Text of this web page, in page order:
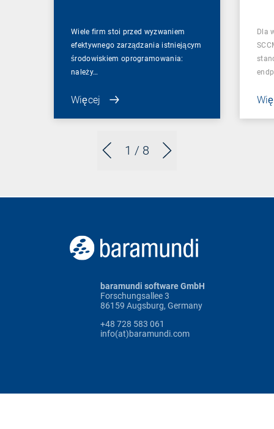
1 / 8
Wiele firm stoi przed wyzwaniem
efektywnego zarządzania istniejącym
środowiskiem oprogramowania:
należy…
Więcej
Dla
baramundi software GmbH
Forschungsallee 3
86159 Augsburg, Germany
+48 728 583 061
info(at)baramundi.com